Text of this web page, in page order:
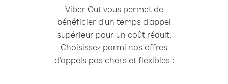
Viber Out vous permet de
bénéficier d'un temps d'appel
supérieur pour un coût réduit.
Choisissez parmi nos offres
d'appels pas chers et flexibles :